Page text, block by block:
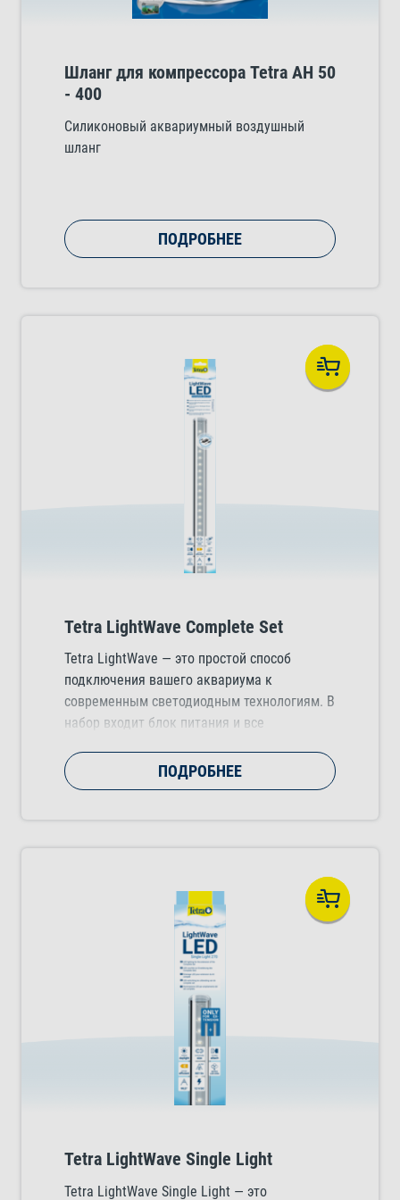
Шланг для компрессора Tetra AH 50
- 400
Силиконовый аквариумный воздушный
шланг
ПОДРОБНЕЕ
Tetra LightWave Complete Set
Tetra LightWave — это простой способ
подключения вашего аквариума к
современным светодиодным технологиям. В
набор входит блок питания и все
благодаря которым светильник можно
подключить за мгновение. Высокий
хлорофилла, что способствует росту
аквариумных растений.
ПОДРОБНЕЕ
Tetra LightWave Single Light
Tetra LightWave Single Light — это